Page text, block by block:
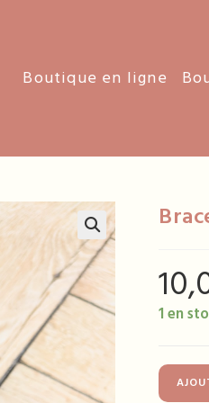
Boutique en ligne
1 en
quantité
de